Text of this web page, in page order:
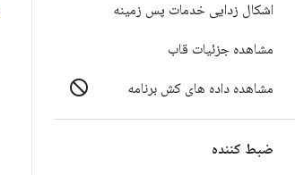
اشکال زدایی خدمات پس زمینه
مشاهده جزئیات قاب
مشاهده داده های کش برنامه
ضبط کننده